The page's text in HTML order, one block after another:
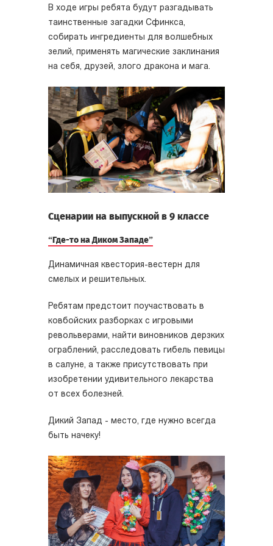
В ходе игры ребята будут разгадывать
таинственные загадки Сфинкса,
собирать ингредиенты для волшебных
зелий, применять магические заклинания
на себя, друзей, злого дракона и мага.
Сценарии на выпускной в 9 классе
“Где-то на Диком Западе”
Динамичная квестория-вестерн для
смелых и решительных.
Ребятам предстоит поучаствовать в
ковбойских разборках с игровыми
револьверами, найти виновников дерзких
ограблений, расследовать гибель певицы
в салуне, а также присутствовать при
изобретении удивительного лекарства
от всех болезней.
Дикий Запад - место, где нужно всегда
быть начеку!